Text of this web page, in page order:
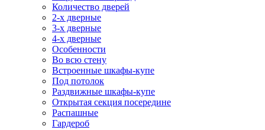
Количество дверей
2-х дверные
3-х дверные
4-х дверные
Особенности
Во всю стену
Встроенные шкафы-купе
Под потолок
Раздвижные шкафы-купе
Открытая секция посередине
Распашные
Гардероб